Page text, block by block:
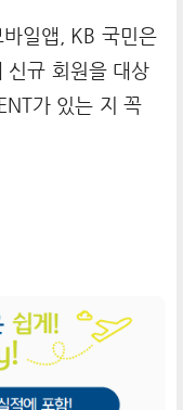
일앱, KB 국민은
신규 회원을 대상
가 있는 지 꼭